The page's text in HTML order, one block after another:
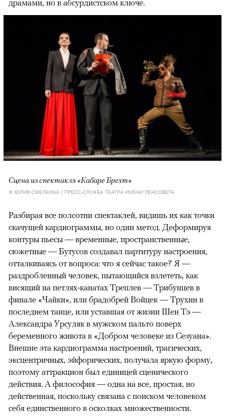
драмами, но в абсурдистском ключе.
Сцена из спектакля «Кабаре Брехт»
© ЮЛИЯ СМЕЛКИНА / ПРЕСС-СЛУЖБА ТЕАТРА ИМЕНИ ЛЕНСОВЕТА
Разбирая все полсотни спектаклей, видишь их как точки
скачущей кардиограммы, но один метод. Деформируя
контуры пьесы — временные, пространственные,
сюжетные — Бутусов создавал партитуру настроения,
отталкиваясь от вопроса: что я сейчас такое? Я —
раздробленный человек, пытающийся взлететь, как
висящий на петлях-канатах Треплев — Трибунцев в
финале «Чайки», или брадобрей Войцек — Трухин в
последнем танце, или уставшая от жизни Шен Тэ —
Александра Урсуляк в мужском пальто поверх
беременного живота в «Добром человеке из Сезуана».
Внешне эта кардиограмма настроений, трагических,
эксцентричных, эйфорических, получала яркую форму,
поэтому аттракцион был единицей сценического
действия. А философия — одна на все, простая, но
действенная, поскольку связана с поиском человеком
себя единственного в осколках множественности.